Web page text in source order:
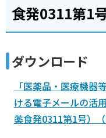
食発0311第1号
ダウンロード
「医薬品・医療機器
ける電子メールの活
薬食発0311第1号）